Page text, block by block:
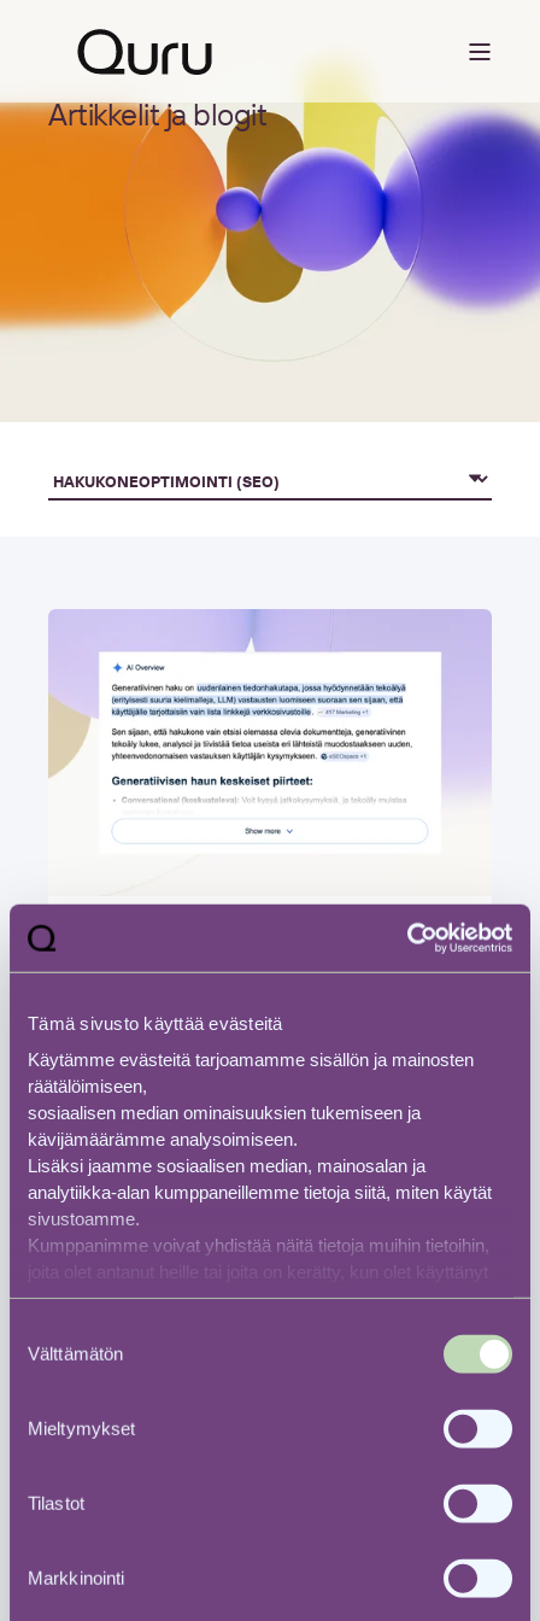
Tämä sivusto käyttää evästeitä
Käytämme evästeitä tarjoamamme sisällön ja mainosten
räätälöimiseen,
sosiaalisen median ominaisuuksien tukemiseen ja
kävijämäärämme analysoimiseen.
Lisäksi jaamme sosiaalisen median, mainosalan ja
analytiikka-alan kumppaneillemme tietoja siitä, miten käytät
sivustoamme.
Kumppanimme voivat yhdistää näitä tietoja muihin tietoihin,
joita olet antanut heille tai joita on kerätty, kun olet käyttänyt
heidän palvelujaan
valinta
Välttämätön
Mieltymykset
Tilastot
Markkinointi
Artikkelit ja blogit
Generatiivinen haku –
hakukäyttäytymisen muutos
tekoälyn aikakaudella
Generatiivinen haku ja GEO-optimointi – mitä
markkinointijohdon pitää tietää